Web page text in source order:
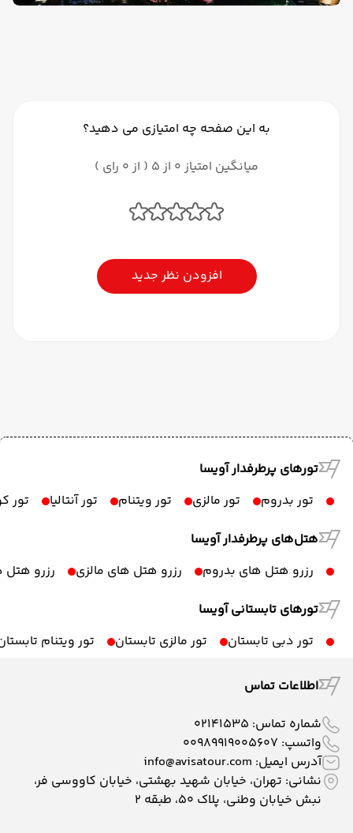
به این صفحه چه امتیازی می دهید؟
میانگین امتیاز 0 از 5 ( از 0 رای )
افزودن نظر جدید
تورهای پرطرفدار آویسا
تور بدروم
تور مالزی تور ویتنام تور آنتالیا
تور
هتل‌های پرطرفدار آویسا
رزرو هتل های بدروم
رزرو هتل های مالزی
رزرو هتل
تورهای تابستانی آویسا
تور دبی تابستان
تور مالزی تابستان تور ویتنام
اطلاعات تماس
شماره تماس: 02141535
واتسپ: 00989919005607
آدرس ایمیل: info@avisatour.com
نشانی: تهران، خیابان شهید بهشتی، خیابان کاووسی فر،
نبش خیابان وطنی، پلاک ۵۰، طبقه 2